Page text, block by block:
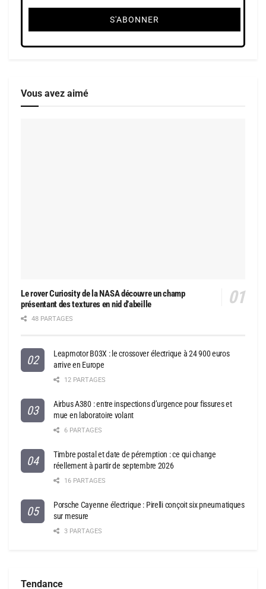
Vous avez aimé
Le rover Curiosity de la NASA découvre un champ
présentant des textures en nid d’abeille
48 PARTAGES
Leapmotor B03X : le crossover électrique à 24 900 euros
arrive en Europe
12 PARTAGES
Airbus A380 : entre inspections d’urgence pour fissures et
mue en laboratoire volant
6 PARTAGES
Timbre postal et date de péremption : ce qui change
réellement à partir de septembre 2026
16 PARTAGES
Porsche Cayenne électrique : Pirelli conçoit six pneumatiques
sur mesure
3 PARTAGES
Tendance